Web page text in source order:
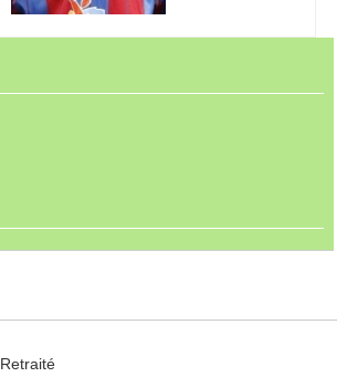
Retraité